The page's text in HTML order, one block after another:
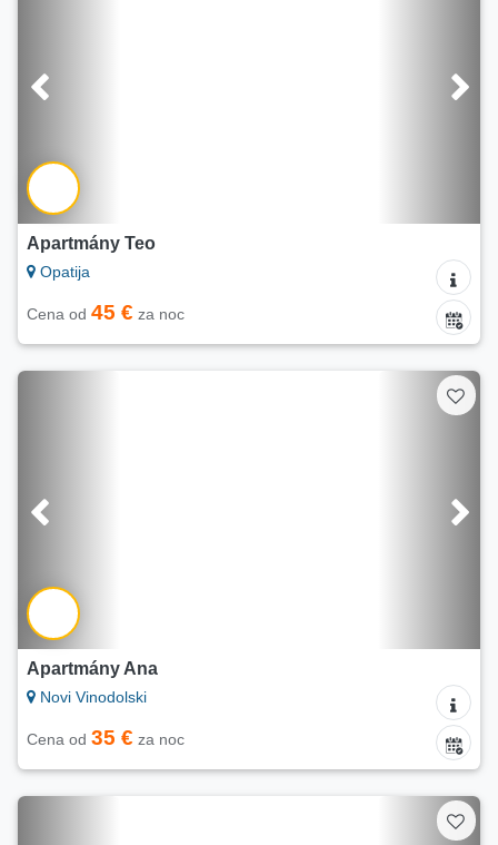
Apartmány Teo
Opatija
Cena od 45 € za noc
Apartmány Ana
Novi Vinodolski
Cena od 35 € za noc